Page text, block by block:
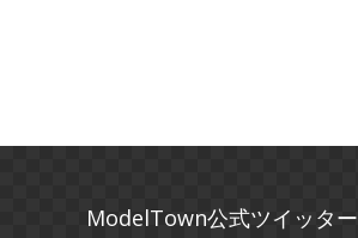
ModelTown公式ツイッター